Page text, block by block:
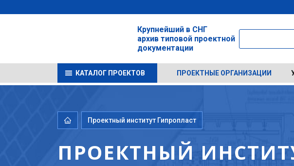
Крупнейший в СНГ
архив типовой проектной
документации
КАТАЛОГ ПРОЕКТОВ ПРОЕКТНЫЕ ОРГАНИЗАЦИИ
Проектный институт Гипропласт
ПРОЕКТНЫЙ